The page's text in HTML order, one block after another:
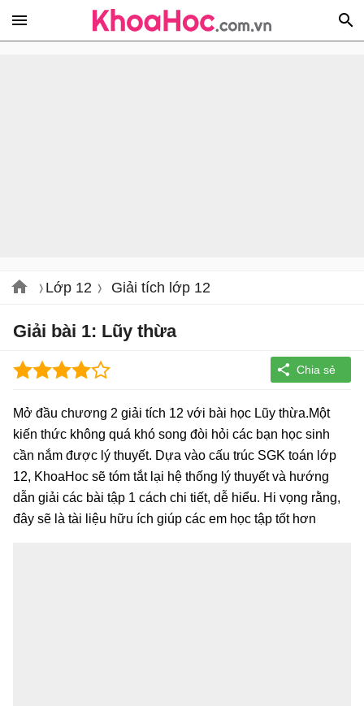
Lớp 12 Giải tích lớp 12
Giải bài 1: Lũy thừa
Mở đầu chương 2 giải tích 12 với bài học Lũy thừa.Một
kiến thức không quá khó song đòi hỏi các bạn học sinh
cần nắm được lý thuyết. Dựa vào cấu trúc SGK toán lớp
12, KhoaHoc sẽ tóm tắt lại hệ thống lý thuyết và hướng
dẫn giải các bài tập 1 cách chi tiết, dễ hiểu. Hi vọng rằng,
đây sẽ là tài liệu hữu ích giúp các em học tập tốt hơn